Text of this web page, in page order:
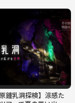
鍾乳洞探検】涼感た